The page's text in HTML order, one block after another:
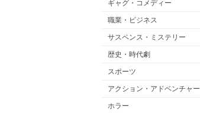
ギャグ・コメディー
職業・ビジネス
サスペンス・ミステリー
歴史・時代劇
スポーツ
アクション・アドベンチャー
ホラー